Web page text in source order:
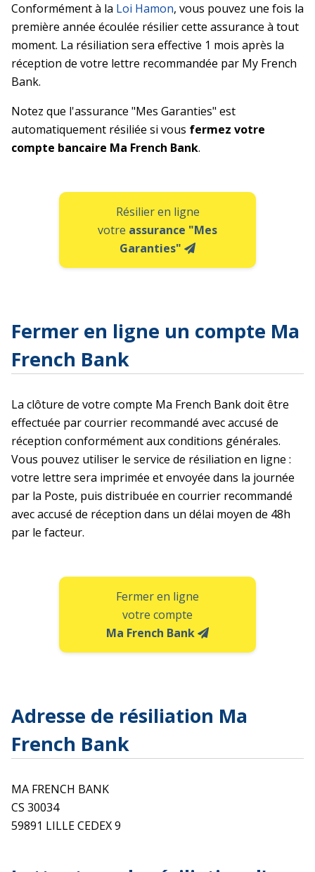
Conformément à la Loi Hamon, vous pouvez une fois la
première année écoulée résilier cette assurance à tout
moment. La résiliation sera effective 1 mois après la
réception de votre lettre recommandée par My French
Bank.
Notez que l'assurance "Mes Garanties" est
automatiquement résiliée si vous fermez votre
compte bancaire Ma French Bank.
Résilier en ligne
votre assurance "Mes
Garanties"
Fermer en ligne un compte Ma
French Bank
La clôture de votre compte Ma French Bank doit être
effectuée par courrier recommandé avec accusé de
réception conformément aux conditions générales.
Vous pouvez utiliser le service de résiliation en ligne :
votre lettre sera imprimée et envoyée dans la journée
par la Poste, puis distribuée en courrier recommandé
avec accusé de réception dans un délai moyen de 48h
par le facteur.
Fermer en ligne
votre compte
Ma French Bank
Adresse de résiliation Ma
French Bank
MA FRENCH BANK
CS 30034
59891 LILLE CEDEX 9